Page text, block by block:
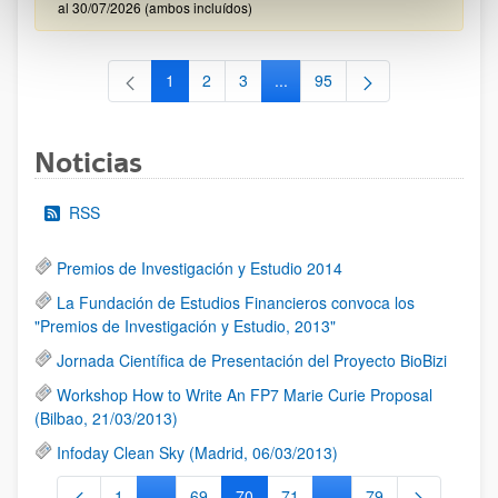
al 30/07/2026 (ambos incluídos)
Página
1 Página
2 Página
3 ...Páginas intermedias Use TAB
Página
95
Noticias
RSS
Premios de Investigación y Estudio 2014
La Fundación de Estudios Financieros convoca los
"Premios de Investigación y Estudio, 2013"
Jornada Científica de Presentación del Proyecto BioBizi
Workshop How to Write An FP7 Marie Curie Proposal
(Bilbao, 21/03/2013)
Infoday Clean Sky (Madrid, 06/03/2013)